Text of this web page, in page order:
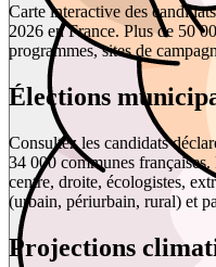
Carte interactive des
2026 en France. Plus de 50
programmes, sites de
Élections
Consultez les candidats
34 000 communes
centre, droite, écologistes,
(urbain, périurbain, rural) et
Projections